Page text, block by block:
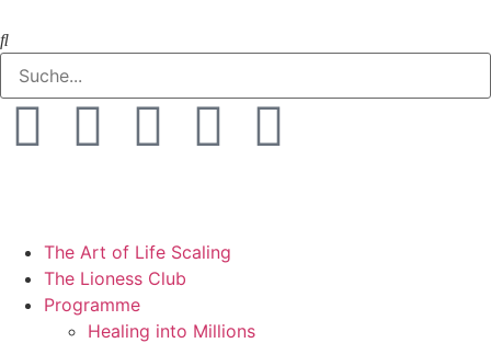
The Art of Life Scaling
The Lioness Club
Programme
Healing into Millions